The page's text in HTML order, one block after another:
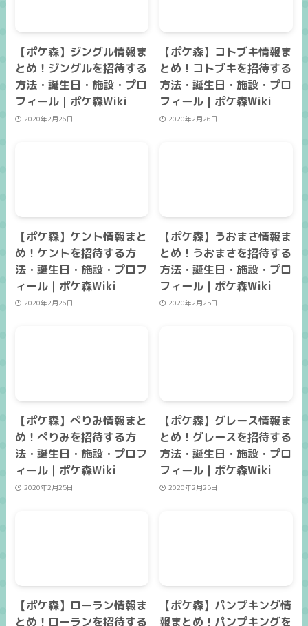
【ポケ森】ジングル情報ま
とめ！ジングルを招待する
方法・誕生日・施設・プロ
フィール｜ポケ森Wiki
2020年2月26日
【ポケ森】コトブキ情報ま
とめ！コトブキを招待する
方法・誕生日・施設・プロ
フィール｜ポケ森Wiki
2020年2月26日
【ポケ森】ケント情報まと
め！ケントを招待する方
法・誕生日・施設・プロフ
ィール｜ポケ森Wiki
2020年2月26日
【ポケ森】うおまさ情報ま
とめ！うおまさを招待する
方法・誕生日・施設・プロ
フィール｜ポケ森Wiki
2020年2月25日
【ポケ森】ぺりみ情報まと
め！ぺりみを招待する方
法・誕生日・施設・プロフ
ィール｜ポケ森Wiki
2020年2月25日
【ポケ森】グレース情報ま
とめ！グレースを招待する
方法・誕生日・施設・プロ
フィール｜ポケ森Wiki
2020年2月25日
【ポケ森】ローラン情報ま
とめ！ローランを招待する
【ポケ森】パンプキング情
報まとめ！パンプキングを